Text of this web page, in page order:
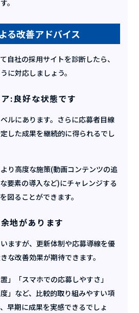
。
る改善アドバイス
自社の採用サイトを診断したら、
に対応しましょう。
:良好な状態です
ルにあります。さらに応募者目線
した成果を継続的に得られるでし
り高度な施策(動画コンテンツの追
要素の導入など)にチャレンジする
図ることができます。
地があります
ますが、更新体制や応募導線を優
な改善効果が期待できます。
」「スマホでの応募しやすさ」
」など、比較的取り組みやすい項
早期に成果を実感できるでしょ